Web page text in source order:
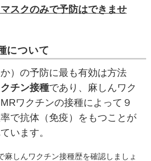
スクのみで予防はできませ
について
）の予防に最も有効は方法
チン接種であり、麻しんワク
ワクチンの接種によって９
で抗体（免疫）をもつことが
います。
麻しんワクチン接種歴を確認しましょ